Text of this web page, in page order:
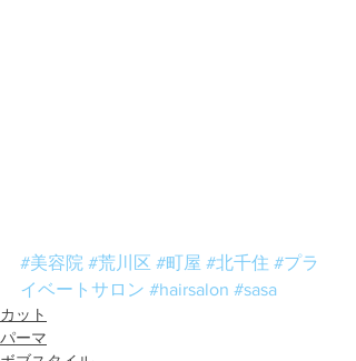
#美容院 #荒川区 #町屋 #北千住 #プラ
イベートサロン #hairsalon #sasa
カット
パーマ